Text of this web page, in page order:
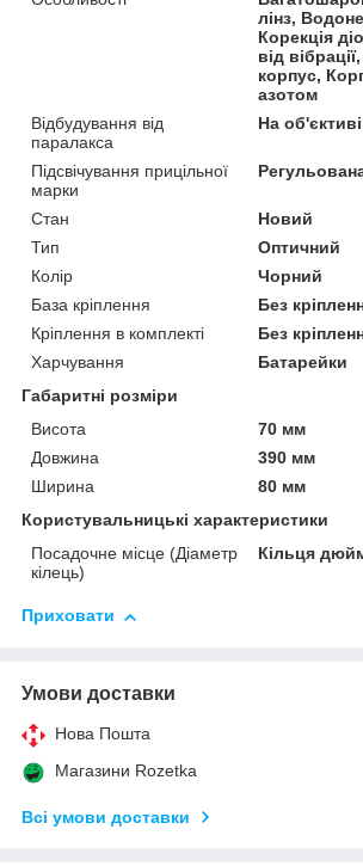
лінз,
Корекція
від
корпус,
азотом
Відбудування від
паралакса
На об'єктиві
Підсвічування прицільної
марки
Стан
Новий
Тип
Оптичний
Колір
Чорний
База кріплення
Без
Кріплення в комплекті
Без
Харчування
Батарейки
Габаритні розміри
Висота
70 мм
Довжина
390 мм
Ширина
80 мм
Користувальницькі характеристики
Посадочне місце (Діаметр
кілець)
Кільця
Приховати
Умови доставки
Нова Пошта
Магазини Rozetka
Всі умови доставки